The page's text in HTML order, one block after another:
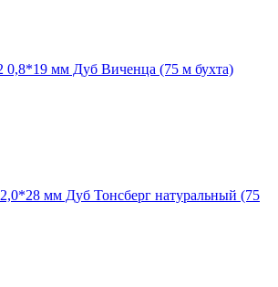
0,8*19 мм Дуб Виченца (75 м бухта)
мм Дуб Тонсберг натуральный (75